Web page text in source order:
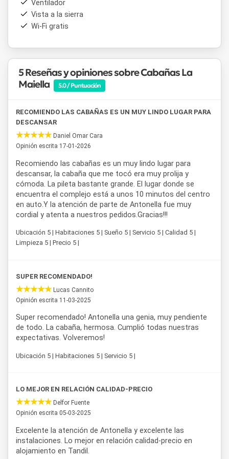
verano. El alojamiento ofrece desayuno incluido, con la
posibilidad de disfrutarlo al aire libre, y cuenta con parrillas
para realizar asados en un entorno natural. También se
ambientes calefaccionados en todas las unidades.
La ubicación deCabañas La Maiellapermite un fácil
acceso a los principales lugares de interés de Tandil, como
el Parque Independencia, el Lago del Fuerte, el Cerro El
serrano y su cercanía al centro, este alojamiento de
cabañas en Tandil resulta una alternativa equilibrada para
disfrutar de la naturaleza y de la oferta turística de la
ciudad.
Ventilador
Vista a la sierra
Wi-Fi gratis
5 Reseñas y opiniones sobre Cabañas La
Maiella
5.0 / Puntuación
RECOMIENDO LAS CABAÑAS ES UN MUY LINDO LUGAR PARA
DESCANSAR
Daniel Omar Cara
Opinión escrita 17-01-2026
Recomiendo las cabañas es un muy lindo lugar para
descansar, la cabaña que me tocó era muy prolija y
cómoda. La pileta bastante grande. El lugar donde se
encuentra el complejo está a unos 10 minutos del centro
en auto.Y la atención de parte de Antonella fue muy
cordial y atenta a nuestros pedidos.Gracias!!!
Ubicación 5 | Habitaciones 5 | Sueño 5 | Servicio 5 | Calidad 5 |
Limpieza 5 | Precio 5 |
SUPER RECOMENDADO!
Lucas Cannito
Opinión escrita 11-03-2025
Super recomendado! Antonella una genia, muy pendiente
de todo. La cabaña, hermosa. Cumplió todas nuestras
expectativas. Volveremos!
Ubicación 5 | Habitaciones 5 | Servicio 5 |
LO MEJOR EN RELACIÓN CALIDAD-PRECIO
Delfor Fuente
Opinión escrita 05-03-2025
Excelente la atención de Antonella y excelente las
instalaciones. Lo mejor en relación calidad-precio en
alojamiento en Tandil.